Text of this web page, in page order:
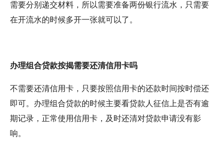
需要分别递交材料，所以需要准备两份银行流水，只需要
在开流水的时候多开一张就可以了。
办理组合贷款按揭需要还清信用卡吗
不需要还清信用卡，只要按照信用卡的还款时间按时偿还
即可。办理组合贷款的时候主要看贷款人征信上是否有逾
期记录，正常使用信用卡，及时还清对贷款申请没有影
响。